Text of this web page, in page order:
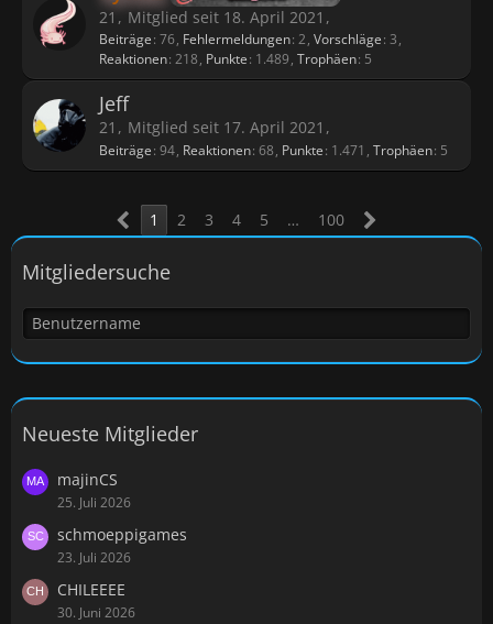
21 Mitglied seit 18. April 2021
Beiträge 76 Fehlermeldungen 2 Vorschläge 3
Reaktionen 218 Punkte 1.489 Trophäen 5
Jeff
21 Mitglied seit 17. April 2021
Beiträge 94 Reaktionen 68 Punkte 1.471 Trophäen 5
1 2 3 4 5 … 100
Mitgliedersuche
Neueste Mitglieder
majinCS
25. Juli 2026
schmoeppigames
23. Juli 2026
CHILEEEE
30. Juni 2026